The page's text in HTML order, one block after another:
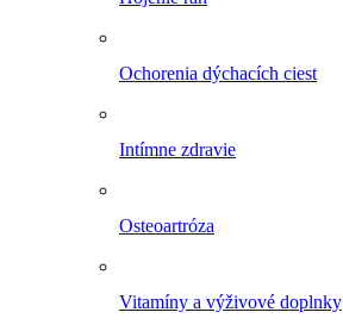
Ochorenia dýchacích ciest
Intímne zdravie
Osteoartróza
Vitamíny a výživové doplnky